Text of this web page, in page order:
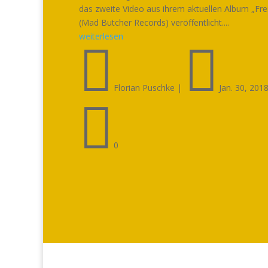
das zweite Video aus ihrem aktuellen Album
(Mad Butcher Records) veröffentlicht....
weiterlesen
 Florian Puschke |  Jan. 30, 2018
 0